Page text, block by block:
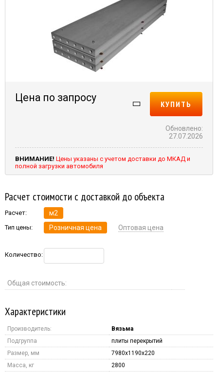
Цена по запросу
КУПИТЬ
Обновлено:
27.07.2026
ВНИМАНИЕ! Цены указаны с учетом доставки до МКАД и
полной загрузки автомобиля
Расчет стоимости с доставкой до объекта
Расчет: м2
Тип цены: Розничная цена Оптовая цена
Количество:
Общая стоимость:
Характеристики
Производитель:
Вязьма
Подгруппа
плиты перекрытий
Размер, мм
7980x1190x220
Масса, кг
2800